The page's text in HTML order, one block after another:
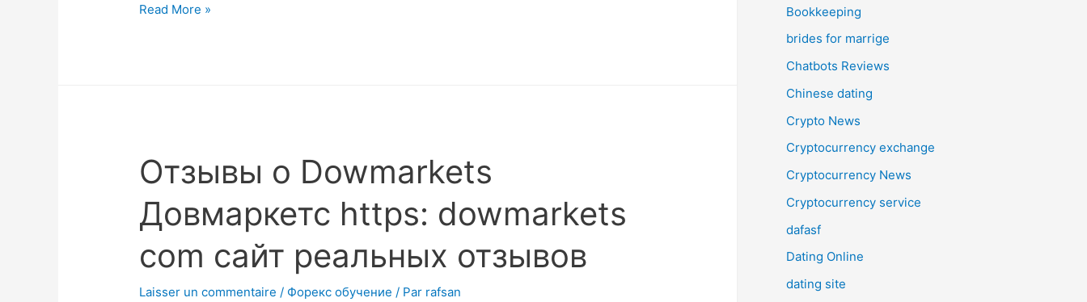
Read More »
Отзывы о Dowmarkets
Довмаркетс https: dowmarkets
com сайт реальных отзывов
Laisser un commentaire / Форекс обучение / Par rafsan
Bookkeeping
brides for marrige
Chatbots Reviews
Chinese dating
Crypto News
Cryptocurrency exchange
Cryptocurrency News
Cryptocurrency service
dafasf
Dating Online
dating site